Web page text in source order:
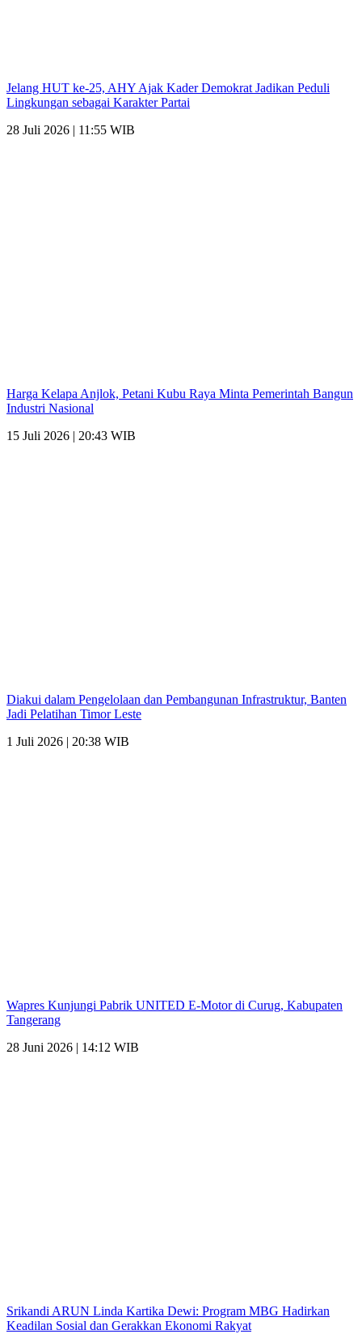
Jelang HUT ke-25, AHY Ajak Kader Demokrat Jadikan Peduli
Lingkungan sebagai Karakter Partai
28 Juli 2026 | 11:55 WIB
Harga Kelapa Anjlok, Petani Kubu Raya Minta Pemerintah Bangun
Industri Nasional
15 Juli 2026 | 20:43 WIB
Diakui dalam Pengelolaan dan Pembangunan Infrastruktur, Banten
Jadi Pelatihan Timor Leste
1 Juli 2026 | 20:38 WIB
Wapres Kunjungi Pabrik UNITED E-Motor di Curug, Kabupaten
Tangerang
28 Juni 2026 | 14:12 WIB
Srikandi ARUN Linda Kartika Dewi: Program MBG Hadirkan
Keadilan Sosial dan Gerakkan Ekonomi Rakyat